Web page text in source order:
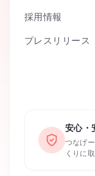
採用情報
プレスリリース
安心・
つなげ
くりに